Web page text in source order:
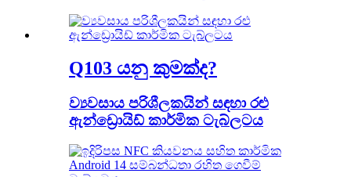
Q103 යනු කුමක්ද?
ව්‍යවසාය පරිශීලකයින් සඳහා රළු
ඇන්ඩ්‍රොයිඩ් කාර්මික ටැබ්ලටය